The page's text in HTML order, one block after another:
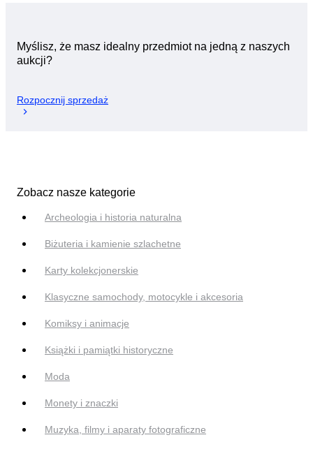
Myślisz, że masz idealny przedmiot na jedną z naszych
aukcji?
Rozpocznij sprzedaż
Zobacz nasze kategorie
Archeologia i historia naturalna
Biżuteria i kamienie szlachetne
Karty kolekcjonerskie
Klasyczne samochody, motocykle i akcesoria
Komiksy i animacje
Książki i pamiątki historyczne
Moda
Monety i znaczki
Muzyka, filmy i aparaty fotograficzne